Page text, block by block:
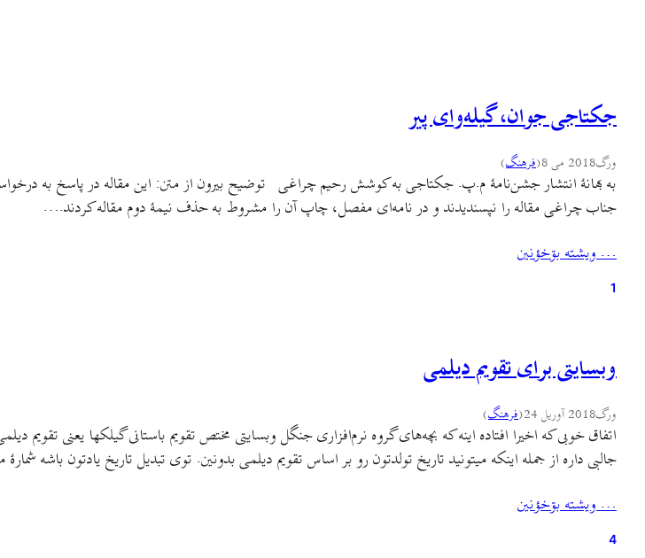
جکتاجی جوان، گیله‌وای پیر
ورگ2018 می 8 (فرهنگ)
به بهانهٔ انتشار جشن‌نامهٔ م.پ. جکتاجی به کوشش رحیم چراغی توضیح بیرون از متن: این مقاله در پاسخ به
جناب چراغی مقاله را نپسندیدند و در نامه‌ای مفصل، چاپ آن را مشروط به حذف نیمهٔ دوم مقاله کردند.…
… ويشته بۊخؤنين
1
وبسایتی برای تقویم دیلمی
ورگ2018 آوریل 24 (فرهنگ)
جالبی داره از جمله اینکه میتونید تاریخ تولدتون رو بر اساس تقویم دیلمی بدونین. توی تبدیل تاریخ یادتون باشه
… ويشته بۊخؤنين
4